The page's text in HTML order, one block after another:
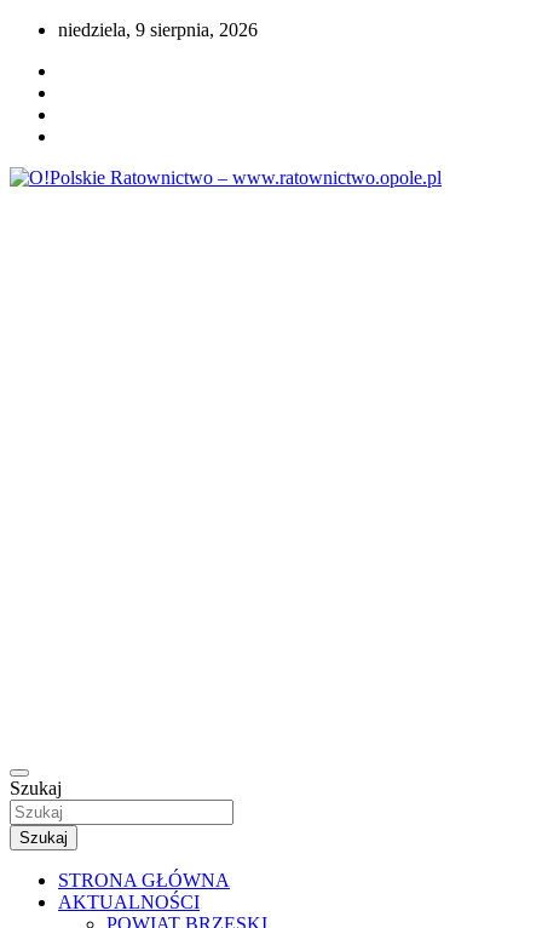
Przejdź
treści
niedziela, 9 sierpnia, 2026
Szukaj
Szukaj
STRONA GŁÓWNA
AKTUALNOŚCI
POWIAT BRZESKI